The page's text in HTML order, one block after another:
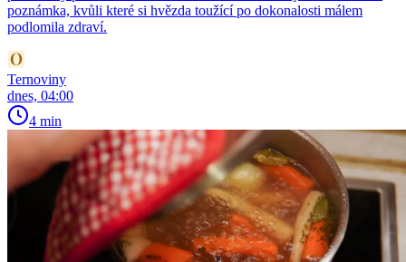
poznámka, kvůli které si hvězda toužící po dokonalosti málem
podlomila zdraví.
Ternoviny
dnes, 04:00
4 min